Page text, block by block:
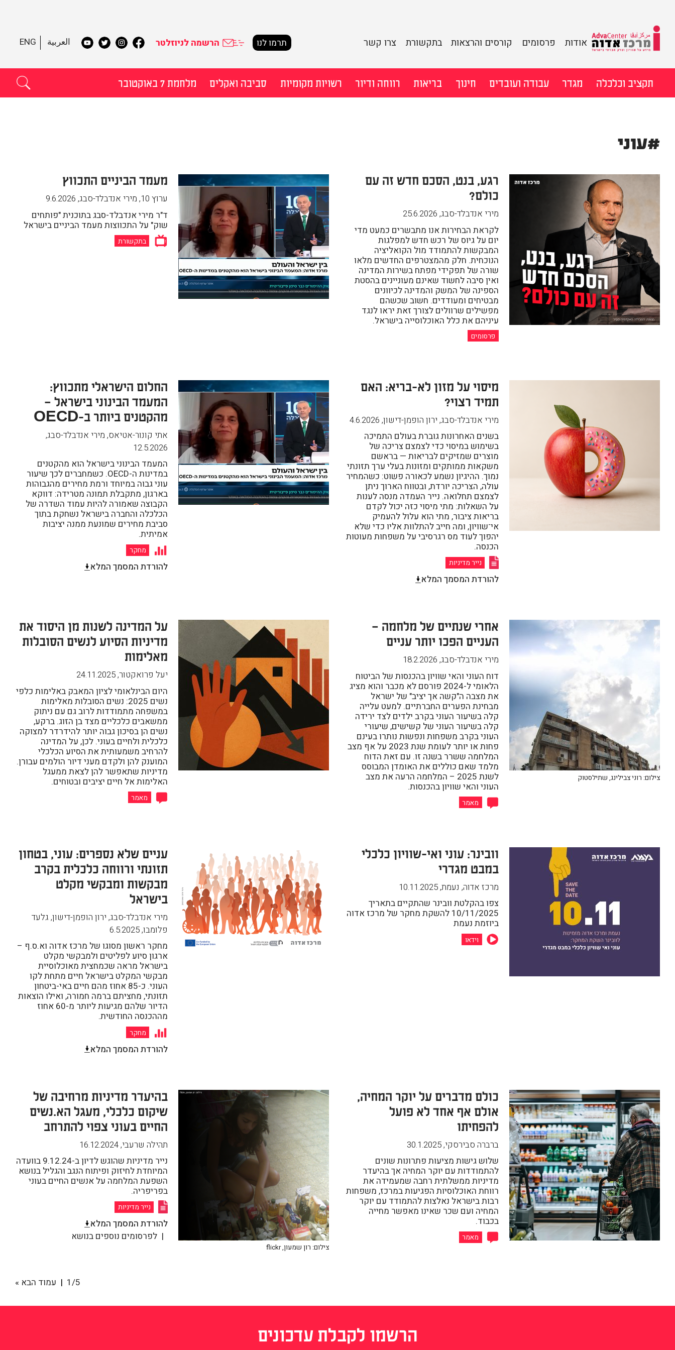
מרכז
אדוה
מידע על שוויון
וצדק חברתי
אודות פרסומים קורסים והרצאות בתקשורת צרו קשר תרמו לנו הרשמה לניוזלטר العربية ENG
לדלג
לתוכן
תקציב וכלכלה מגדר עבודה ועובדים חינוך בריאות רווחה ודיור רשויות מקומיות סביבה ואקלים מלחמת 7 באוקטובר
#עוני
רגע, בנט, הסכם חדש זה עם
כולם?
מירי אנדבלד-סבג,
25.6.2026
לקראת הבחירות אנו מתבשרים כמעט מדי
יום על גיוס של רכש חדש למפלגות
המבקשות להתמודד מול הקואליציה
הנוכחית. חלק מהמצטרפים החדשים מלאו
שורה של תפקידי מפתח בשירות המדינה
ואין סיבה לחשוד שאינם מעוניינים בהסטת
הספינה של המשק והמדינה לכיוונים
מבטיחים ומעודדים. חשוב שכשהם
מפשילים שרוולים לצורך זאת יראו לנגד
עיניהם את כלל האוכלוסייה בישראל.
פרסומים
מעמד הביניים התכווץ
ערוץ 10, מירי אנדבלד-סבג ,
9.6.2026
ד"ר מירי אנדבלד-סבג בתוכנית "פותחים
שוק" על התכווצות מעמד הביניים בישראל
בתקשורת
מיסוי על מזון לא-בריא: האם
תמיד רצוי?
מירי אנדבלד-סבג, ירון הופמן-דישון,
4.6.2026
בשנים האחרונות גוברת בעולם התמיכה
בשימוש במיסוי כדי לצמצם צריכה של
מוצרים שמזיקים לבריאות — בראשם
משקאות ממותקים ומזונות בעלי ערך תזונתי
נמוך. ההיגיון נשמע לכאורה פשוט: כשהמחיר
עולה, הצריכה יורדת, ובטווח הארוך ניתן
לצמצם תחלואה. נייר העמדה מנסה לענות
על השאלות: מתי מיסוי כזה יכול לקדם
בריאות ציבור, מתי הוא עלול להעמיק
אי־שוויון, ומה חייב להתלוות אליו כדי שלא
יהפוך לעוד מס רגרסיבי על משפחות מעוטות
הכנסה.
נייר מדיניות
להורדת המסמך המלא
החלום הישראלי מתכווץ:
המעמד הבינוני בישראל –
מהקטנים ביותר ב-OECD
אתי קונור-אטיאס, מירי אנדבלד-סבג,
12.5.2026
המעמד הבינוני בישראל הוא מהקטנים
במדינות ה-OECD. כשמחברים לכך שיעור
עוני גבוה במיוחד ורמת מחירים מהגבוהות
בארגון, מתקבלת תמונה מטרידה: דווקא
הקבוצה שאמורה להיות עמוד השדרה של
הכלכלה והחברה בישראל נשחקת בתוך
סביבת מחירים שמונעת ממנה יציבות
אמיתית.
מחקר
להורדת המסמך המלא
צילום: רוני צבילינג, שתילסטוק
אחרי שנתיים של מלחמה –
העניים הפכו יותר עניים
מירי אנדבלד-סבג,
18.2.2026
דוח העוני והאי שוויון בהכנסות של הביטוח
הלאומי ל-2024 פורסם לא מכבר והוא מציג
את מצבה ה"קשה אך יציב" של ישראל
מבחינת הפערים החברתיים. למעט עלייה
קלה בשיעור העוני בקרב ילדים לצד ירידה
קלה בשיעור העוני של קשישים, שיעורי
העוני בקרב משפחות ונפשות נותרו בעינם
פחות או יותר לעומת שנת 2023 על אף מצב
המלחמה ששרר בשנה זו. עם זאת הדוח
מלמד שאם כוללים את האומדן המבוסס
לשנת 2025 – המלחמה הרעה את מצב
העוני והאי שוויון בהכנסות.
מאמר
על המדינה לשנות מן היסוד את
מדיניות הסיוע לנשים הסובלות
מאלימות
יעל פרואקטור,
24.11.2025
היום הבינלאומי לציון המאבק באלימות כלפי
נשים 2025: נשים הסובלות מאלימות
במשפחה מתמודדות לרוב גם עם ניתוק
ממשאבים כלכליים מצד בן הזוג. ברקע,
נשים הן בסיכון גבוה יותר להידרדר למצוקה
כלכלית ולחיים בעוני. לכן, על המדינה
להרחיב משמעותית את הסיוע הכלכלי
המוענק להן ולקדם מעני דיור הולמים עבורן.
מדיניות שתאפשר להן לצאת ממעגל
האלימות אל חיים יציבים ובטוחים.
מאמר
וובינר: עוני ואי-שוויון כלכלי
במבט מגדרי
מרכז אדוה, נעמת,
10.11.2025
צפו בהקלטת וובינר שהתקיים בתאריך
10/11/2025 להשקת מחקר של מרכז אדוה
ביוזמת נעמת
וידאו
עניים שלא נספרים: עוני, בטחון
תזונתי ורווחה כלכלית בקרב
מבקשות ומבקשי מקלט
בישראל
מירי אנדבלד-סבג, ירון הופמן-דישון, גלעד
פלומבו,
6.5.2025
מחקר ראשון מסוגו של מרכז אדוה וא.ס.ף –
ארגון סיוע לפליטים ולמבקשי מקלט
בישראל מראה שכמחצית מאוכלוסיית
מבקשי המקלט בישראל חיים מתחת לקו
העוני. כ-85 אחוז מהם חיים באי-ביטחון
תזונתי, מחציתם ברמה חמורה, ואילו הוצאות
הדיור שלהם מגיעות ליותר מ-60 אחוז
מההכנסה החודשית.
מחקר
להורדת המסמך המלא
כולם מדברים על יוקר המחיה,
אולם אף אחד לא פועל
להפחיתו
ברברה סבירסקי,
30.1.2025
שלוש גישות מציעות פתרונות שונים
להתמודדות עם יוקר המחיה אך בהיעדר
מדיניות ממשלתית רחבה שמעמידה את
רווחת האוכלוסיות הפגיעות במרכז, משפחות
רבות בישראל נאלצות להתמודד עם יוקר
המחיה ועם שכר שאינו מאפשר מחייה
בכבוד.
מאמר
צילום: רון שמעון, flickr
בהיעדר מדיניות מרחיבה של
שיקום כלכלי, מעגל הא.נשים
החיים בעוני צפוי להתרחב
תהילה שרעבי,
16.12.2024
נייר מדיניות שהוגש לדיון ב-9.12.24 בוועדה
המיוחדת לחיזוק ופיתוח הנגב והגליל בנושא
השפעת המלחמה על אנשים החיים בעוני
בפריפריה.
נייר מדיניות
להורדת המסמך המלא
לפרסומים נוספים בנושא
1/5 עמוד הבא »
הרשמו לקבלת עדכונים